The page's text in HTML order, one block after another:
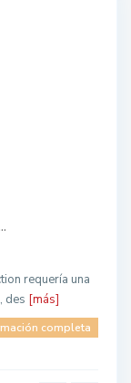
requería una
des [más]
completa